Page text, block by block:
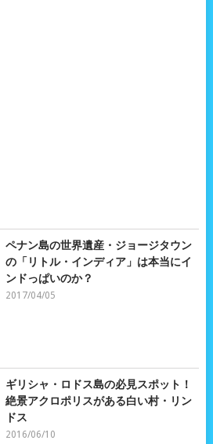
ペナン島の世界遺産・ジョージタウン
の「リトル・インディア」は本当にイ
ンドっぱいのか？
2017/04/05
ギリシャ・ロドス島の必見スポット！
絶景アクロポリスがある白い村・リン
ドス
2016/06/10